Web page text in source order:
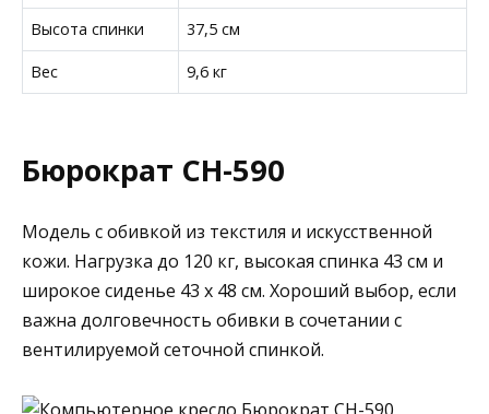
Высота спинки 37,5 см
Вес 9,6 кг
Бюрократ CH-590
Модель с обивкой из текстиля и искусственной
кожи. Нагрузка до 120 кг, высокая спинка 43 см и
широкое сиденье 43 x 48 см. Хороший выбор, если
важна долговечность обивки в сочетании с
вентилируемой сеточной спинкой.